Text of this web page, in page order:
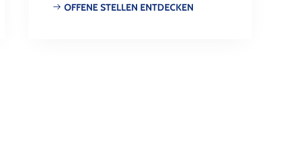
OFFENE STELLEN ENTDECKEN